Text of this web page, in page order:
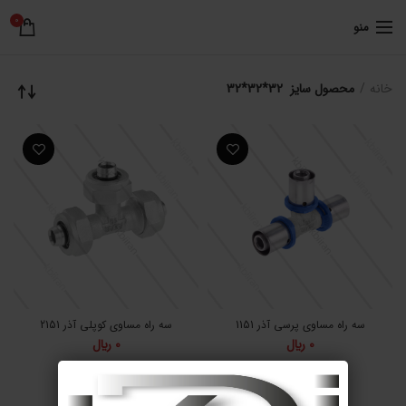
منو 0
خانه محصول سایز 32*32*32
سه راه مساوی پرسی آذر 1151
0 ﷼
سه راه مساوی کوپلی آذر 2151
0 ﷼